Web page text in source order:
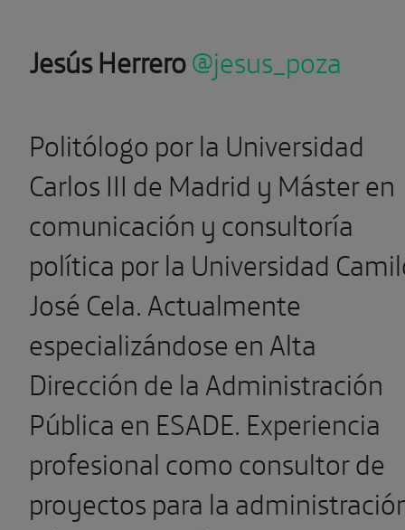
Jesús Herrero@jesus_poza
Politólogo por la Universidad
Carlos III de Madrid y Máster en
comunicación y consultoría
política por la Universidad
José Cela. Actualmente
especializándose en Alta
Dirección de la Administración
Pública en ESADE. Experiencia
profesional como consultor de
proyectos para la